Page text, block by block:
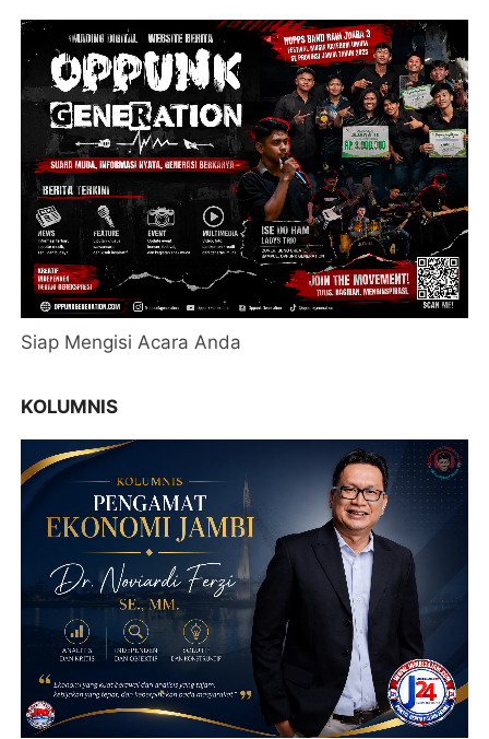
Siap Mengisi Acara Anda
KOLUMNIS